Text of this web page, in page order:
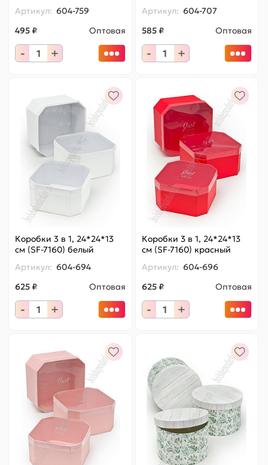
Артикул: 604-759
495 ₽
Оптовая
- +
Артикул: 604-707
585 ₽
Оптовая
- +
Коробки 3 в 1, 24*24*13
см (SF-7160) белый
Артикул: 604-694
625 ₽
Оптовая
- +
Коробки 3 в 1, 24*24*13
см (SF-7160) красный
Артикул: 604-696
625 ₽
Оптовая
- +